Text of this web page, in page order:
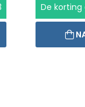
De korting